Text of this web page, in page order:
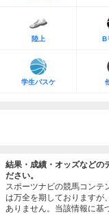
陸上 B
学生バスケ
結果・成績・オッズなどの
ださい。
スポーツナビの競馬コンテ
は万全を期しておりますが
ありません。当該情報に基